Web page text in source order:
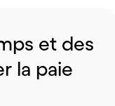
et des
la paie